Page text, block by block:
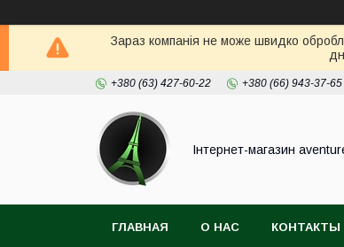
Зараз компанія не може швидко
+380 (63) 427-60-22 +380 (66) 943-37-65
Інтернет-магазин
ГЛАВНАЯ О НАС КОНТАКТЫ